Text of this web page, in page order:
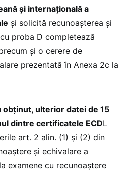
și internațională a
și solicită recunoașterea și
proba D completează
și o cerere de
prezentată în Anexa 2c la
obținut, ulterior datei de 15
dintre certificatele ECDL
art. 2 alin. (1) și (2) din
și echivalare a
examene cu recunoaștere